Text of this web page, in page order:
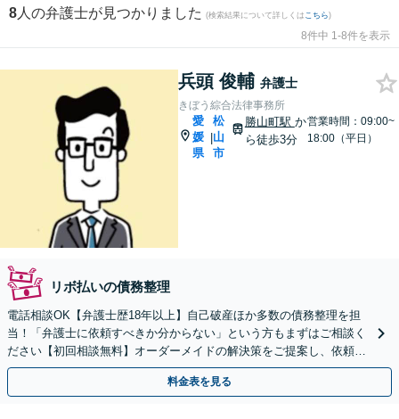
8 人の弁護士が見つかりました (検索結果について詳しくは こちら)
8件中 1-8件を表示
兵頭 俊輔 弁護士
きぼう綜合法律事務所
愛
媛
県
|
松
山
市
勝山町駅 か
ら徒歩3分
営業時間：09:00~
18:00（平日）
リボ払いの債務整理
電話相談OK【弁護士歴18年以上】自己破産ほか多数の債務整理を担
当！「弁護士に依頼すべきか分からない」という方もまずはご相談く
ださい【初回相談無料】オーダーメイドの解決策をご提案し、依頼者
の方の経済的再生に向けて尽力します【勝山町駅3分】
料金表を見る